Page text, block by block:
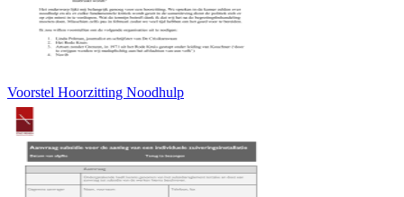
Voorstel Hoorzitting Noodhulp